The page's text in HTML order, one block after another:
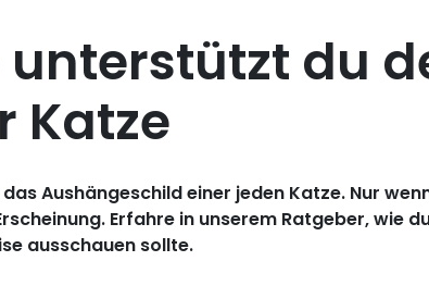
du
Katze
Aushängeschild einer jeden Katze. Nur
Erfahre in unserem Ratgeber, wie
ausschauen sollte.